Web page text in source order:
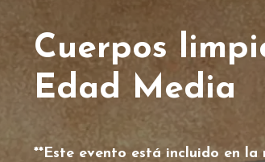
Cuerpos
Edad Media
**Este evento está incluido en la